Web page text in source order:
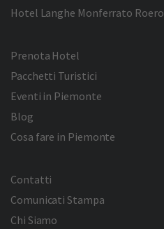
Hotel Langhe Monferrato Roero
Prenota Hotel
Pacchetti Turistici
Eventi in Piemonte
Blog
Cosa fare in Piemonte
Contatti
Comunicati Stampa
Chi Siamo